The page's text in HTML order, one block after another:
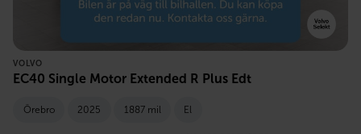
VOLVO
EC40 Single Motor Extended R Plus Edt
Örebro 2025 1887 mil El